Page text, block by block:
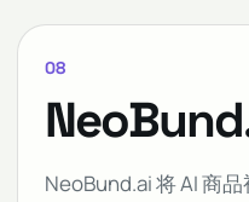
08
NeoBund.ai 将 AI 商